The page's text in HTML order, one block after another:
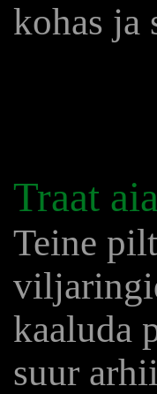
kohas ja
Traat
Teine
kaaluda
suur